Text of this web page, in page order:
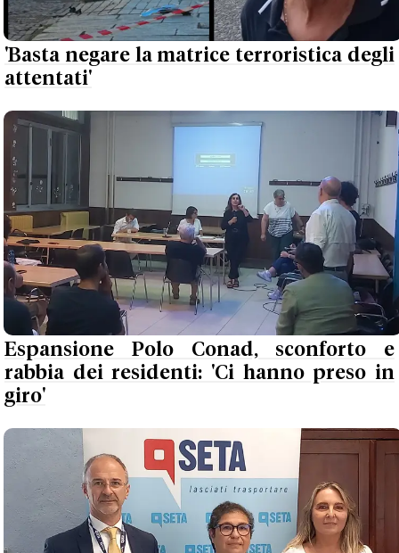
'Basta negare la matrice terroristica degli
attentati'
Espansione Polo Conad, sconforto e
rabbia dei residenti: 'Ci hanno preso in
giro'